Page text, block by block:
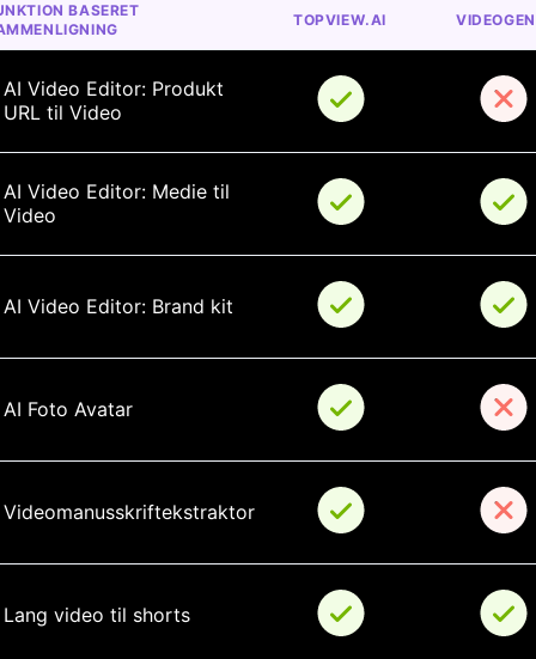
BASERET
TOPVIEW.AI VIDEOGEN
AI Video Editor: Produkt
URL til Video
AI Video Editor: Medie til
Video
AI Video Editor: Brand kit
AI Foto Avatar
Videomanusskriftekstraktor
Lang video til shorts